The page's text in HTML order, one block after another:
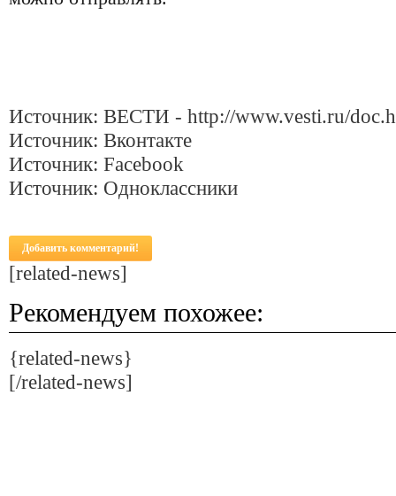
Источник: ВЕСТИ - http://www.vesti.ru/
Источник: Вконтакте
Источник: Facebook
Источник: Одноклассники
Добавить комментарий!
[related-news]
Рекомендуем похожее:
{related-news}
[/related-news]